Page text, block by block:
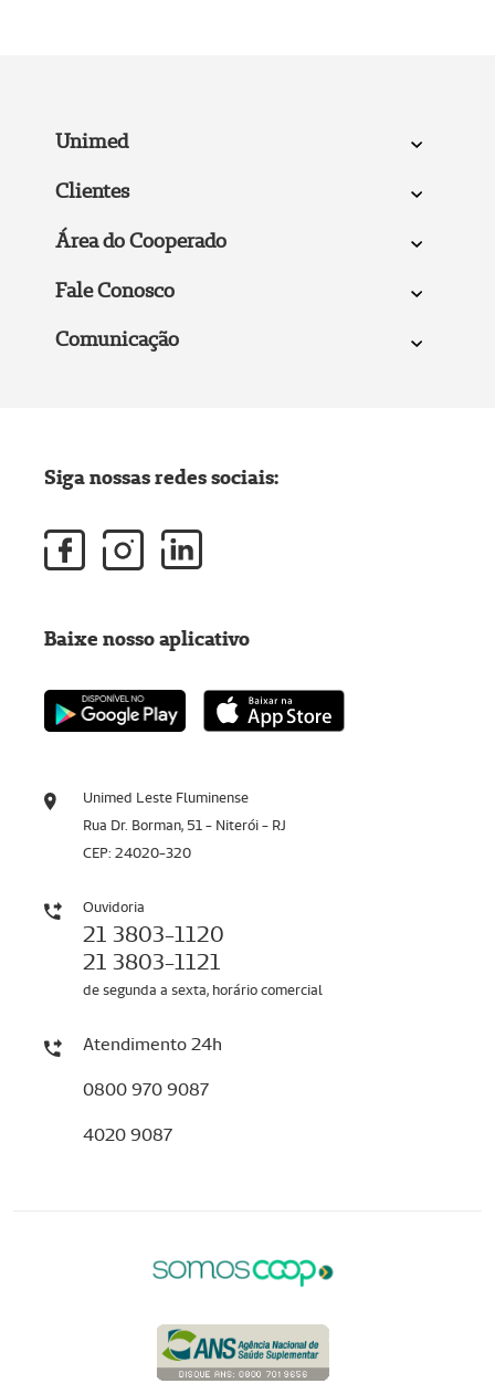
Unimed
Clientes
Área do Cooperado
Fale Conosco
Comunicação
Unimed Leste Fluminense
Rua Dr. Borman, 51 - Niterói - RJ
CEP: 24020-320
Ouvidoria
21 3803-1120
21 3803-1121
de segunda a sexta, horário comercial
Atendimento 24h
0800 970 9087
4020 9087
Siga nossas redes sociais:
Baixe nosso aplicativo